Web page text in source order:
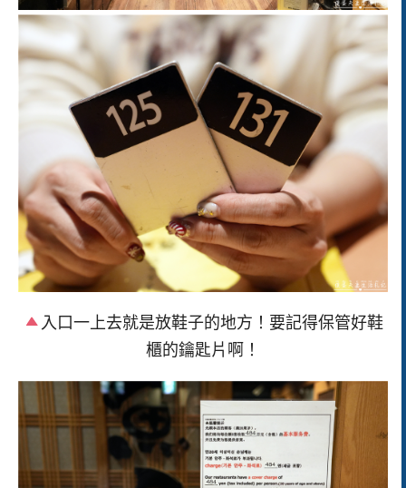
入口一上去就是放鞋子的地方！要記得保管好鞋
櫃的鑰匙片啊！